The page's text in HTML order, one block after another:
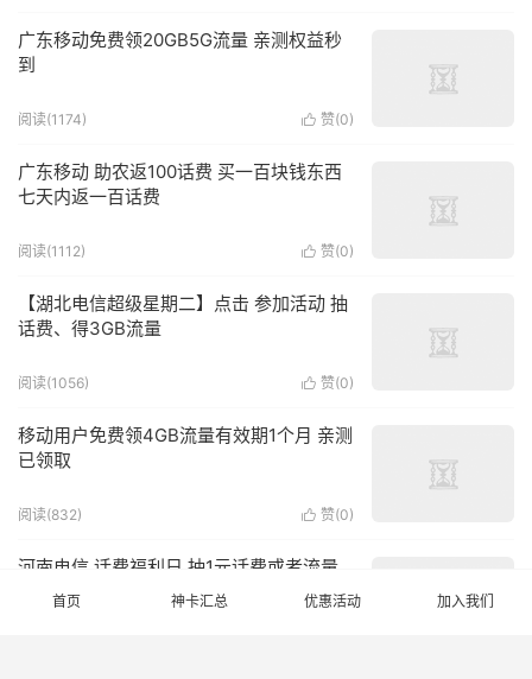
广东移动免费领20GB5G流量 亲测权益秒
到
 赞(0)
阅读(1174)
广东移动 助农返100话费 买一百块钱东西
七天内返一百话费
 赞(0)
阅读(1112)
【湖北电信超级星期二】点击 参加活动 抽
话费、得3GB流量
 赞(0)
阅读(1056)
移动用户免费领4GB流量有效期1个月 亲测
已领取
 赞(0)
阅读(832)
河南电信 话费福利日 抽1元话费或者流量
首页 神卡汇总 优惠活动 加入我们